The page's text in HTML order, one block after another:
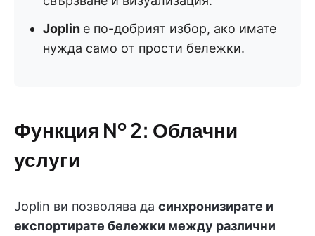
Joplin е по-добрият избор, ако имате
нужда само от прости бележки.
Функция № 2: Облачни
услуги
Joplin ви позволява да синхронизирате и
експортирате бележки между различни